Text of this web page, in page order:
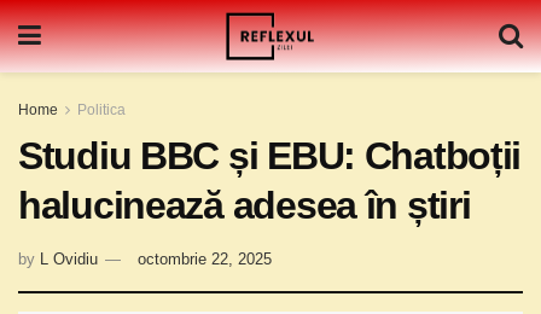
Home Politica
Studiu BBC și EBU: Chatboții
halucinează adesea în știri
by L Ovidiu octombrie 22, 2025